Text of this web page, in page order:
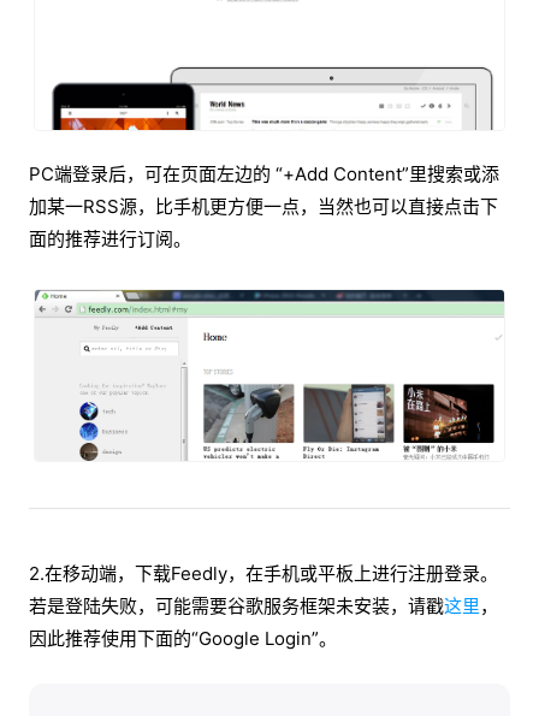
PC端登录后，可在页面左边的 “+Add Content”里搜索或添
加某一RSS源，比手机更方便一点，当然也可以直接点击下
面的推荐进行订阅。
2.在移动端，下载Feedly，在手机或平板上进行注册登录。
若是登陆失败，可能需要谷歌服务框架未安装，请戳这里，
因此推荐使用下面的“Google Login”。